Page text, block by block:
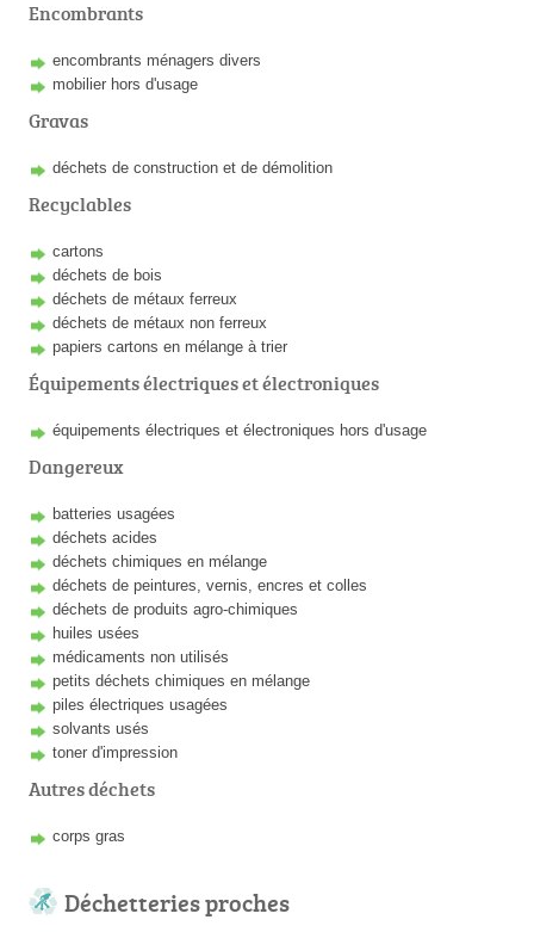
Encombrants
encombrants ménagers divers
mobilier hors d'usage
Gravas
déchets de construction et de démolition
Recyclables
cartons
déchets de bois
déchets de métaux ferreux
déchets de métaux non ferreux
papiers cartons en mélange à trier
Équipements électriques et électroniques
équipements électriques et électroniques hors d'usage
Dangereux
batteries usagées
déchets acides
déchets chimiques en mélange
déchets de peintures, vernis, encres et colles
déchets de produits agro-chimiques
huiles usées
médicaments non utilisés
petits déchets chimiques en mélange
piles électriques usagées
solvants usés
toner d'impression
Autres déchets
corps gras
Déchetteries proches